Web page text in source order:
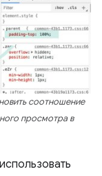
соотношение
просмотра в